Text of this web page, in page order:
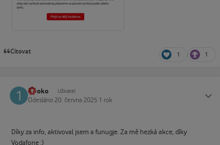
Citovat 1 1
1woko Uživatel
Odesláno 20. června 2025 1 rok
Díky za info, aktivoval jsem a funugje. Za mě hezká akce, díky
Vodafone :)